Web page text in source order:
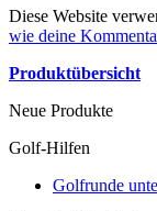
Diese Website
wie deine
Produktübersicht
Neue Produkte
Golf-Hilfen
Golfrunde